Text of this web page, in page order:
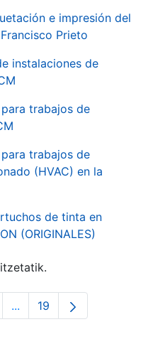
e impresión del
Prieto
instalaciones de
trabajos de
trabajos de
(HVAC) en la
de tinta en
(ORIGINALES)
...Intermediate Pages Use
Orrialdea
19